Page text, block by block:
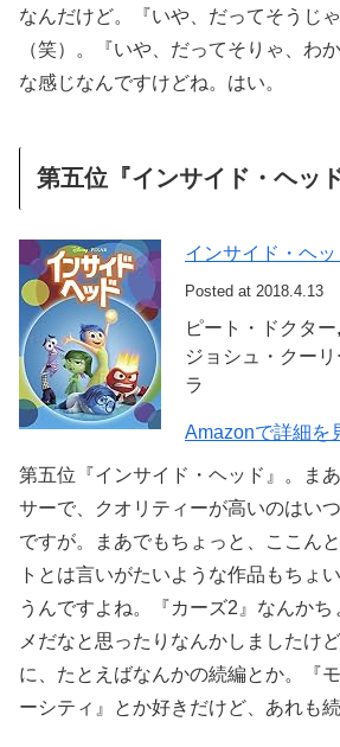
なんだけど。『いや、だってそうじ
（笑）。『いや、だってそりゃ、わ
な感じなんですけどね。はい。
第五位『インサイド・ヘッド
インサイド・ヘ
Posted at 2018.4.13
ピート・ドクタ
ジョシュ・クー
ラ
Amazonで詳細を
第五位『インサイド・ヘッド』。ま
サーで、クオリティーが高いのはい
ですが。まあでもちょっと、ここん
トとは言いがたいような作品もちょ
うんですよね。『カーズ2』なんか
メだなと思ったりなんかしましたけ
に、たとえばなんかの続編とか。『
ーシティ』とか好きだけど、あれも